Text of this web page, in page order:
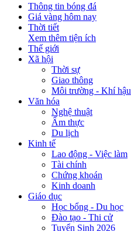
Thông tin bóng đá
Giá vàng hôm nay
Thời tiết
Xem thêm tiện ích
Thế giới
Xã hội
Thời sự
Giao thông
Môi trường - Khí hậu
Văn hóa
Nghệ thuật
Ẩm thực
Du lịch
Kinh tế
Lao động - Việc làm
Tài chính
Chứng khoán
Kinh doanh
Giáo dục
Học bổng - Du học
Đào tạo - Thi cử
Tuyển Sinh 2026